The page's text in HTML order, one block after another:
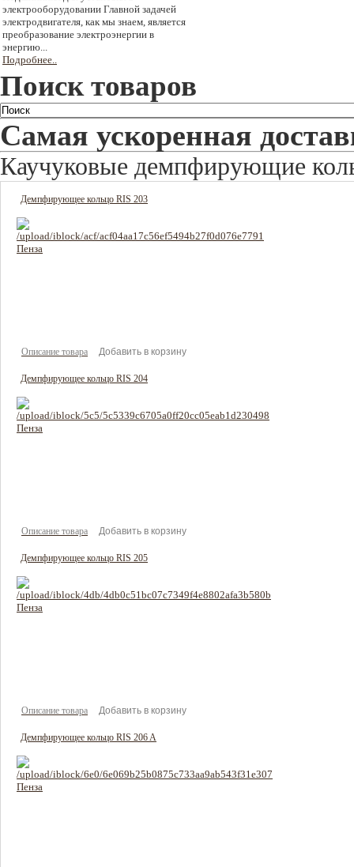
электрооборудовании Главной задачей
электродвигателя, как мы знаем, является
преобразование электроэнергии в
энергию...
Подробнее..
Поиск товаров
Самая ускоренная
Каучуковые демпфирующие
Демпфирующее кольцо RIS 203
Описание товара
Демпфирующее кольцо RIS 204
Описание товара
Демпфирующее кольцо RIS 205
Описание товара
Демпфирующее кольцо RIS 206 A